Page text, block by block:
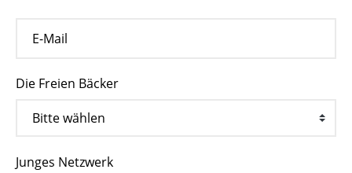
Die Freien Bäcker
Junges Netzwerk